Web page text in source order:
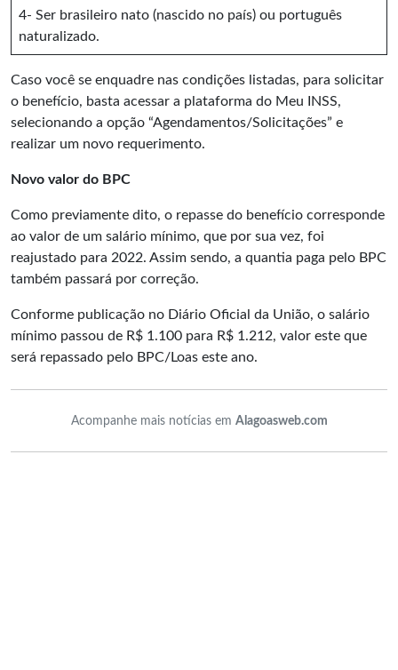
4- Ser brasileiro nato (nascido no país) ou português
naturalizado.
Caso você se enquadre nas condições listadas, para solicitar
o benefício, basta acessar a plataforma do Meu INSS,
selecionando a opção “Agendamentos/Solicitações” e
realizar um novo requerimento.
Novo valor do BPC
Como previamente dito, o repasse do benefício corresponde
ao valor de um salário mínimo, que por sua vez, foi
reajustado para 2022. Assim sendo, a quantia paga pelo BPC
também passará por correção.
Conforme publicação no Diário Oficial da União, o salário
mínimo passou de R$ 1.100 para R$ 1.212, valor este que
será repassado pelo BPC/Loas este ano.
Acompanhe mais notícias em Alagoasweb.com